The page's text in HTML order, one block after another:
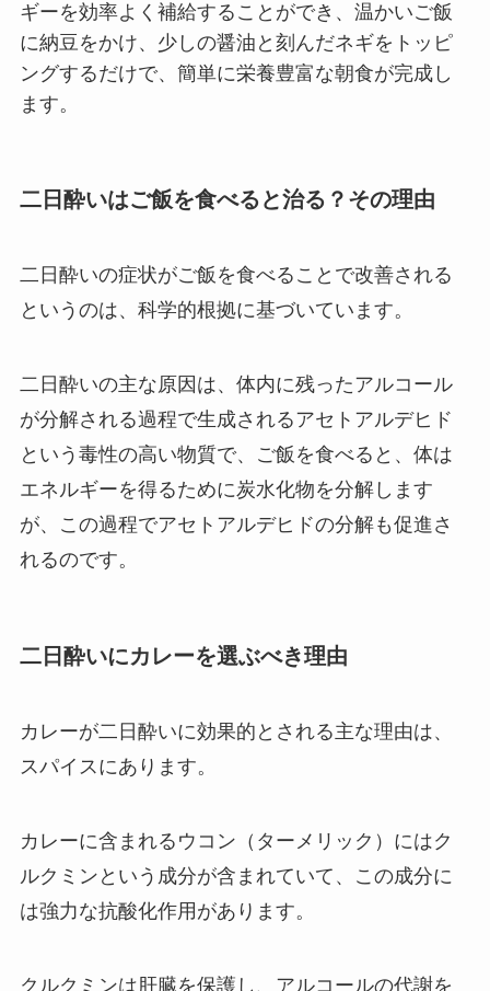
ギーを効率よく補給することができ、温かいご飯
に納豆をかけ、少しの醤油と刻んだネギをトッピ
ングするだけで、簡単に栄養豊富な朝食が完成し
ます。
二日酔いはご飯を食べると治る？その理由
二日酔いの症状がご飯を食べることで改善される
というのは、科学的根拠に基づいています。
二日酔いの主な原因は、体内に残ったアルコール
が分解される過程で生成されるアセトアルデヒド
という毒性の高い物質で、ご飯を食べると、体は
エネルギーを得るために炭水化物を分解します
が、この過程でアセトアルデヒドの分解も促進さ
れるのです。
二日酔いにカレーを選ぶべき理由
カレーが二日酔いに効果的とされる主な理由は、
スパイスにあります。
カレーに含まれるウコン（ターメリック）にはク
ルクミンという成分が含まれていて、この成分に
は強力な抗酸化作用があります。
クルクミンは肝臓を保護し、アルコールの代謝を